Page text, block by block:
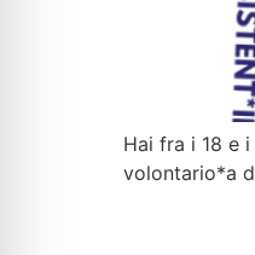
Hai fra i 18 e
volontario*a